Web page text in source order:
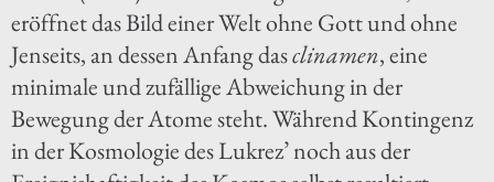
eröffnet das Bild einer Welt ohne Gott und ohne
Jenseits, an dessen Anfang dasclinamen, eine
minimale und zufällige Abweichung in der
Bewegung der Atome steht. Während Kontingenz
in der Kosmologie des Lukrez’ noch aus der